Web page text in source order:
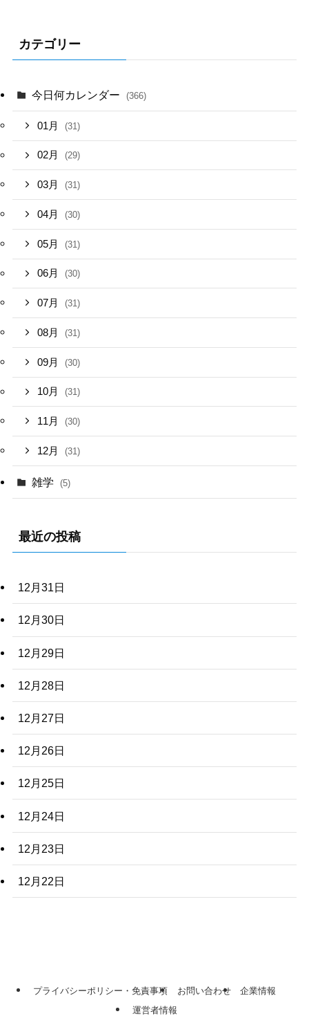
カテゴリー
今日何カレンダー (366)
01月 (31)
02月 (29)
03月 (31)
04月 (30)
05月 (31)
06月 (30)
07月 (31)
08月 (31)
09月 (30)
10月 (31)
11月 (30)
12月 (31)
雑学 (5)
最近の投稿
12月31日
12月30日
12月29日
12月28日
12月27日
12月26日
12月25日
12月24日
12月23日
12月22日
プライバシーポリシー・免責事項 お問い合わせ
企業情報
運営者情報